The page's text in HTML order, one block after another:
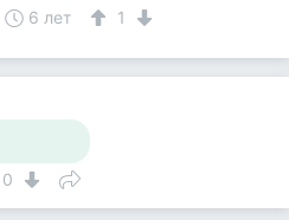
6 лет
1
0